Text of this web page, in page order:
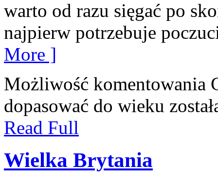
warto od razu sięgać po
najpierw potrzebuje
More ]
Możliwość komentowania
dopasować do wieku
Read Full
Wielka Brytania